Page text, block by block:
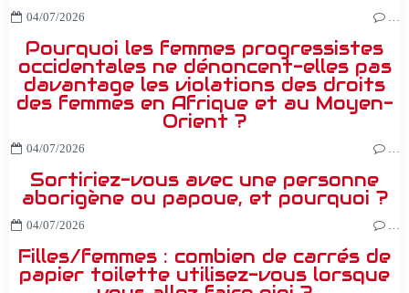
04/07/2026
Pourquoi les femmes progressistes
occidentales ne dénoncent-elles pas
davantage les violations des droits
des femmes en Afrique et au Moyen-
Orient ?
04/07/2026
Sortiriez-vous avec une personne
aborigène ou papoue, et pourquoi ?
04/07/2026
Filles/femmes : combien de carrés de
papier toilette utilisez-vous lorsque